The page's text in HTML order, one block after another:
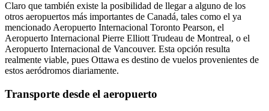
Claro que también existe la posibilidad de llegar a alguno de los
otros aeropuertos más importantes de Canadá, tales como el ya
mencionado Aeropuerto Internacional Toronto Pearson, el
Aeropuerto Internacional Pierre Elliott Trudeau de Montreal, o el
Aeropuerto Internacional de Vancouver. Esta opción resulta
realmente viable, pues Ottawa es destino de vuelos provenientes de
estos aeródromos diariamente.
Transporte desde el aeropuerto